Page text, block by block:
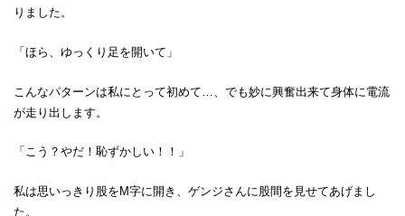
りました。
「ほら、ゆっくり足を開いて」
こんなパターンは私にとって初めて…、でも妙に興奮出来て身体に電流
が走り出します。
「こう？やだ！恥ずかしい！！」
私は思いっきり股をМ字に開き、ゲンジさんに股間を見せてあげまし
た。